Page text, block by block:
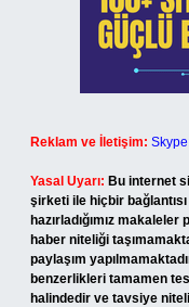
Reklam ve İletişim:
Yasal Uyarı: Bu internet
şirketi ile hiçbir
hazırladığımız
haber niteliği
paylaşım
benzerlikleri tamamen
halindedir ve tavsiye